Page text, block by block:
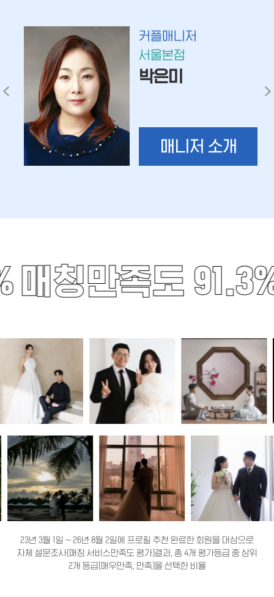
커플매니저
서울본점
박은미
매니저 소개
매칭만족도
23년 3월 1일 ~ 26년 8월 2일에 프로필 추천 완료한 회원을 대상으로
자체 설문조사(매칭 서비스만족도 평가)결과, 총 4개 평가등급 중 상위
2개 등급(매우만족, 만족)을 선택한 비율